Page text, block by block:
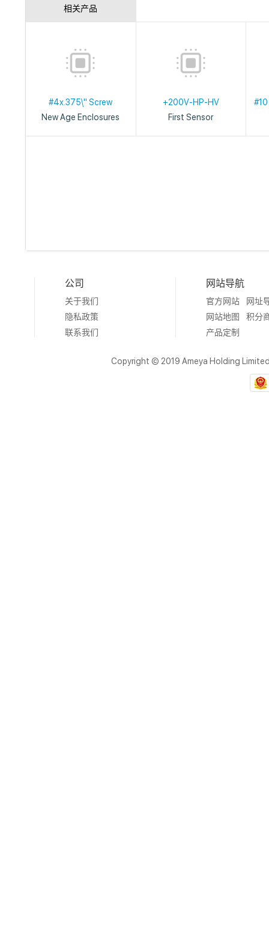
相关产品
#4x.375\" Screw
New Age Enclosures
+200V-HP-HV
First Sensor
公司
关于我们
隐私政策
联系我们
网站导航
官方网站
网址
网站地图
积分
产品定制
Copyright © 2019 Ameya Holding